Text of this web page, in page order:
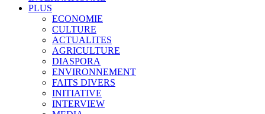
PLUS
ECONOMIE
CULTURE
ACTUALITES
AGRICULTURE
DIASPORA
ENVIRONNEMENT
FAITS DIVERS
INITIATIVE
INTERVIEW